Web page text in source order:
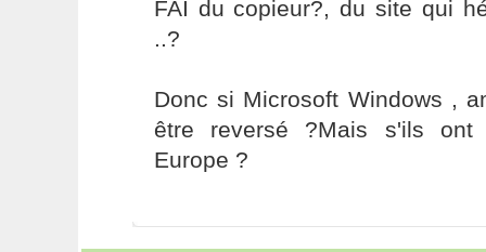
FAI du copieur?, du site qui
..?
Donc si Microsoft Windows ,
être reversé ?Mais s'ils ont
Europe ?